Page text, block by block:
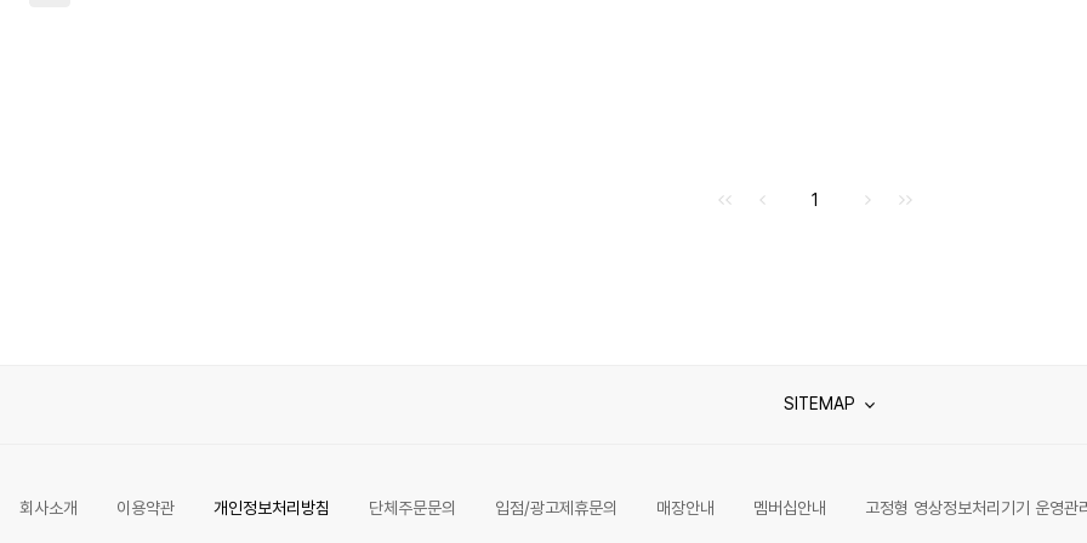
이전으로
1다음으로
SITEMAP
회사소개 이용약관 개인정보처리방침 단체주문문의 입점/광고제휴문의 매장안내 멤버십안내 고정형 영상정보처리기기 운영관